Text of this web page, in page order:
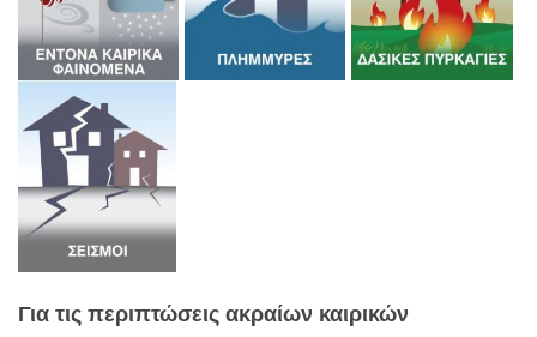
Για τις περιπτώσεις ακραίων καιρικών